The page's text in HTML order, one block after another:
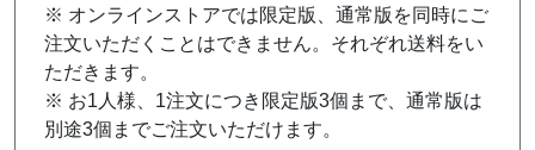
※ オンラインストアでは限定版、通常版を同時にご
注文いただくことはできません。それぞれ送料をい
ただきます。
※ お1人様、1注文につき限定版3個まで、通常版は
別途3個までご注文いただけます。